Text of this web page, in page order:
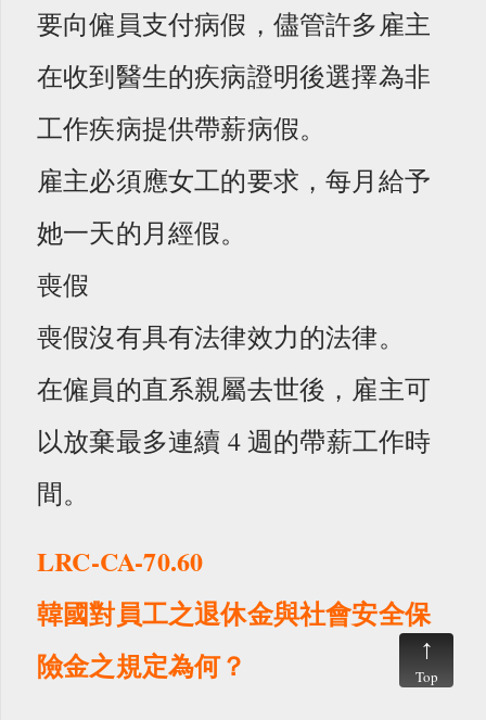
要向僱員支付病假，儘管許多雇主
在收到醫生的疾病證明後選擇為非
工作疾病提供帶薪病假。
雇主必須應女工的要求，每月給予
她一天的月經假。
喪假
喪假沒有具有法律效力的法律。
在僱員的直系親屬去世後，雇主可
以放棄最多連續 4 週的帶薪工作時
間。
LRC-CA-70.60
韓國對員工之退休金與社會安全保
險金之規定為何？
Top